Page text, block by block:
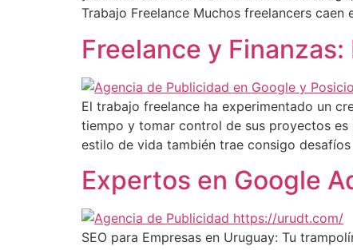
Trabajo Freelance Muchos freelancers
Freelance y
El trabajo freelance ha experimentado un
tiempo y tomar control de sus proyectos es
estilo de vida también trae consigo
Expertos en Google
SEO para Empresas en Uruguay: Tu